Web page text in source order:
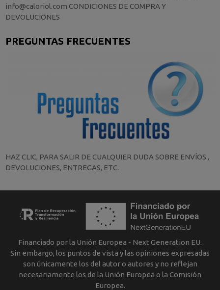
info@caloriol.com CONDICIONES DE COMPRA Y
DEVOLUCIONES
PREGUNTAS FRECUENTES
HAZ CLIC, PARA SALIR DE CUALQUIER DUDA SOBRE ENVÍOS ,
DEVOLUCIONES, ENTREGAS, ETC.
Financiado por la Unión Europea - Next Generation EU.
Sin embargo, los puntos de vista y las opiniones expresadas
son únicamente los del autor o autores y no reflejan
necesariamente los de la Unión Europea o la Comisión
Europea.